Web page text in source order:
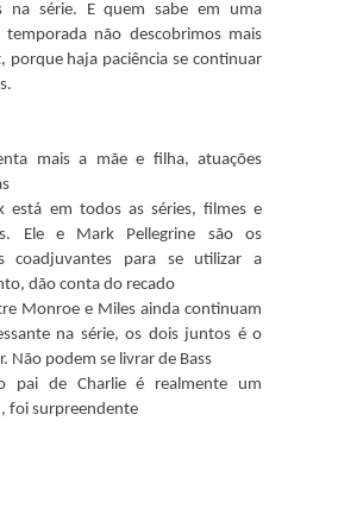
na série. E quem sabe em uma
não descobrimos mais
porque haja paciência se continuar
mais a mãe e filha, atuações
está em todos as séries, filmes e
Ele e Mark Pellegrine são os
coadjuvantes para se utilizar a
dão conta do recado
Monroe e Miles ainda continuam
na série, os dois juntos é o
Não podem se livrar de Bass
pai de Charlie é realmente um
foi surpreendente